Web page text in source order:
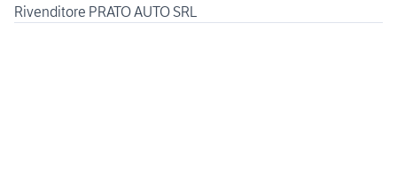
Rivenditore PRATO AUTO SRL